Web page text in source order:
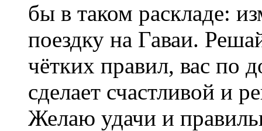
бы в таком раскладе:
поездку на Гаваи.
чётких правил, вас по
сделает счастливой и
Желаю удачи и